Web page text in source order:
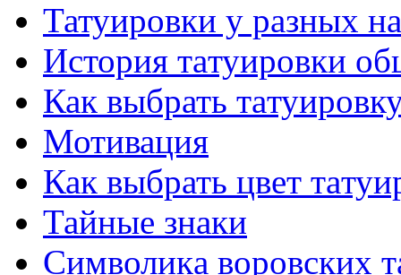
Татуировки у разных
История тaтуировки
Как выбрать
Мотивация
Как выбрать цвет
Тайные знаки
Символикa воровских